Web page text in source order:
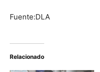
Fuente:DLA
Relacionado